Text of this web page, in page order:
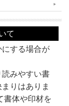
対象商品です。
当たり前。そんな時に
て
する場合が
みやすい書
りはありま
書体や印材を